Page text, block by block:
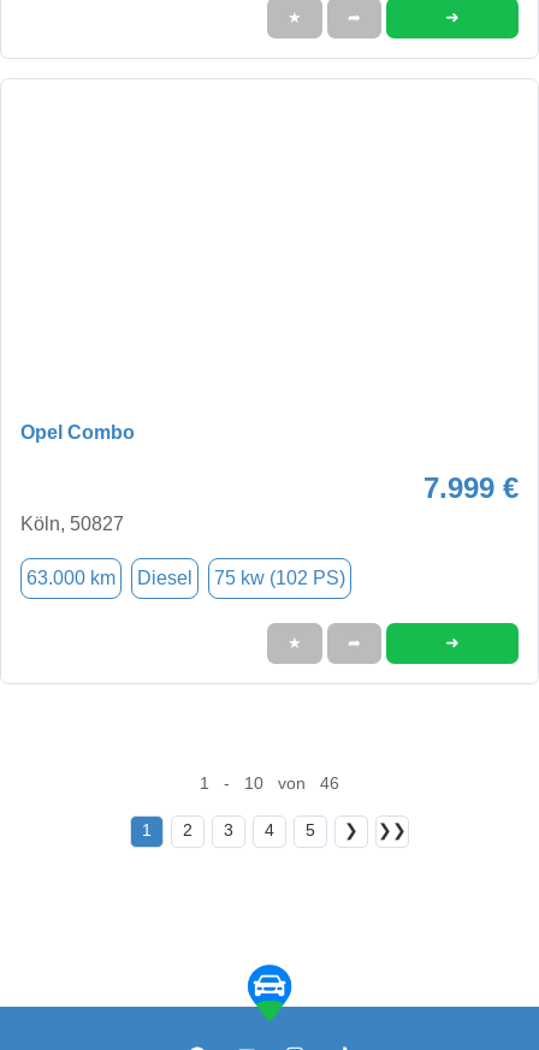
★ ➦ ➜
Opel Combo
7.999 €
Köln, 50827
63.000 km Diesel 75 kw (102 PS)
★ ➦ ➜
1 - 10 von 46
1 2 3 4 5 ❯ ❯❯